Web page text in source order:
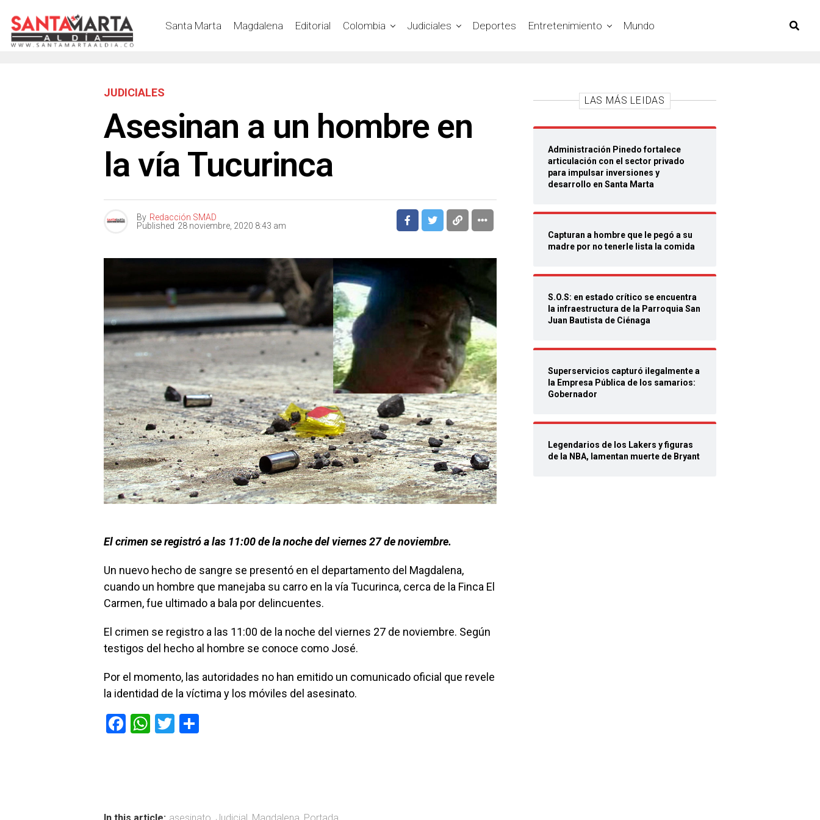
Santa Marta Magdalena Editorial Colombia Judiciales Deportes Entretenimiento Mundo
JUDICIALES
Asesinan a un hombre en
la vía Tucurinca
By Redacción SMAD
Published 28 noviembre, 2020 8:43 am
El crimen se registró a las 11:00 de la noche del viernes 27 de noviembre.
Un nuevo hecho de sangre se presentó en el departamento del Magdalena,
cuando un hombre que manejaba su carro en la vía Tucurinca, cerca de la Finca El
Carmen, fue ultimado a bala por delincuentes.
El crimen se registro a las 11:00 de la noche del viernes 27 de noviembre. Según
testigos del hecho al hombre se conoce como José.
Por el momento, las autoridades no han emitido un comunicado oficial que revele
la identidad de la víctima y los móviles del asesinato.
F
W T
In this article: asesinato Judicial Magdalena Portada
LAS MÁS LEIDAS
Administración Pinedo fortalece
articulación con el sector privado
para impulsar inversiones y
desarrollo en Santa Marta
Capturan a hombre que le pegó a su
madre por no tenerle lista la comida
S.O.S: en estado crítico se encuentra
la infraestructura de la Parroquia San
Juan Bautista de Ciénaga
Superservicios capturó ilegalmente a
la Empresa Pública de los samarios:
Gobernador
Legendarios de los Lakers y figuras
de la NBA, lamentan muerte de Bryant